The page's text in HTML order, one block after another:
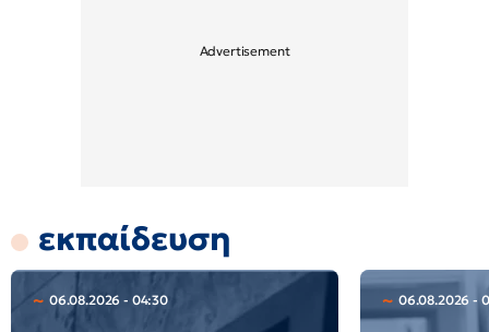
εκπαίδευση
06.08.2026 - 04:30 06.08.2026 -